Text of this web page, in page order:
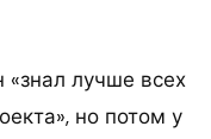
лучше всех
но потом у